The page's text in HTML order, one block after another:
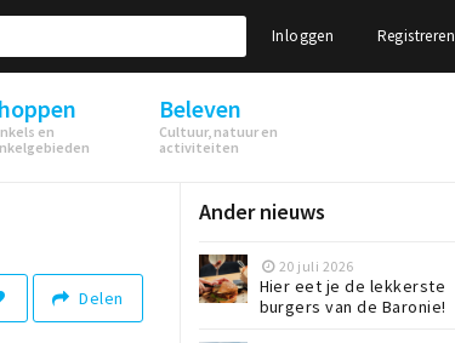
Inloggen Registreren
en
Beleven
Cultuur, natuur en
activiteiten
Delen
Ander nieuws
20 juli 2026
Hier eet je de lekkerste
burgers van de Baronie!